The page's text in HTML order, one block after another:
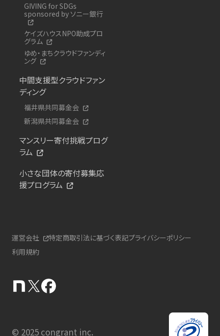
GIVING for SDGs
sponsored by ソニー銀行
ケイズハウスNPO助成プロ
グラム
ゆめ・まちクラウドファンディ
ング
中間支援型クラウドファン
ディング
福井県共同募金会
新潟県共同募金会
マンスリー寄付挑戦プログ
ラム
小さな団体の寄付募集応
援プログラム
運営会社 特定商取引法に基づく表記プライバシーポリシー
利用規約
© 2025 congrant inc.